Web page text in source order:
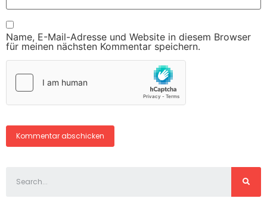
Name, E-Mail-Adresse und Website in diesem Browser
für meinen nächsten Kommentar speichern.